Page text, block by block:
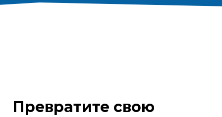
Превратите свою